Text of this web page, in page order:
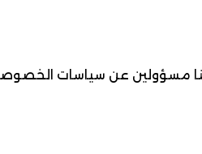
مسؤولين عن سياسات